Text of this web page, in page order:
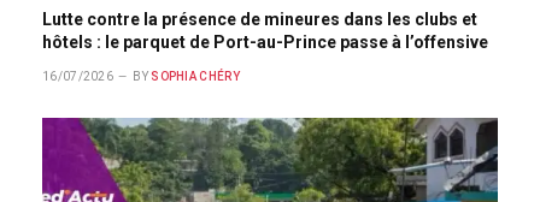
Lutte contre la présence de mineures dans les clubs et
hôtels : le parquet de Port-au-Prince passe à l’offensive
16/07/2026 BY SOPHIA CHÉRY